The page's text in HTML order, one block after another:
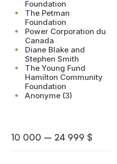
Foundation
The Petman
Foundation
Power Corporation du
Canada
Diane Blake and
Stephen Smith
The Young Fund
Hamilton Community
Foundation
Anonyme (3)
10 000 – 24 999 $